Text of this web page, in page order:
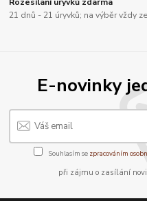
21 dnů - 21 úryvků; na výběr vždy
E-novinky
Souhlasím se zpracováním
při zájmu o zasílání